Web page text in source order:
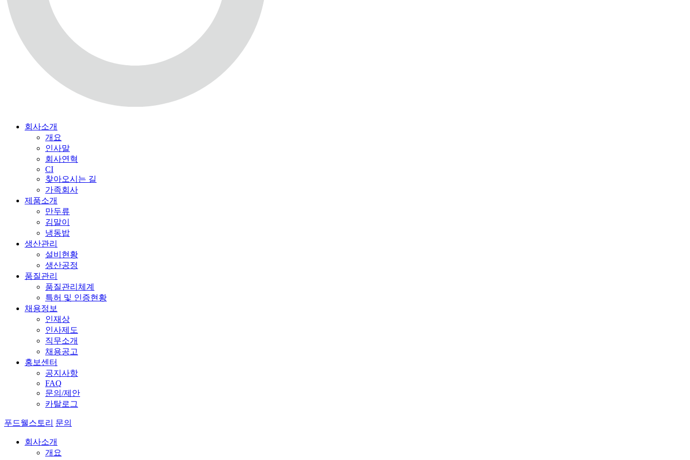
회사소개
개요
인사말
회사연혁
CI
찾아오시는 길
가족회사
제품소개
만두류
김말이
냉동밥
생산관리
설비현황
생산공정
품질관리
품질관리체계
특허 및 인증현황
채용정보
인재상
인사제도
직무소개
채용공고
홍보센터
공지사항
FAQ
문의/제안
카탈로그
푸드웰스토리 문의
회사소개
개요